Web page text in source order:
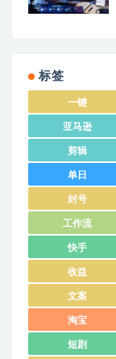
标签
一键
亚马逊
剪辑
单日
封号
工作流
快手
收益
文案
淘宝
短剧